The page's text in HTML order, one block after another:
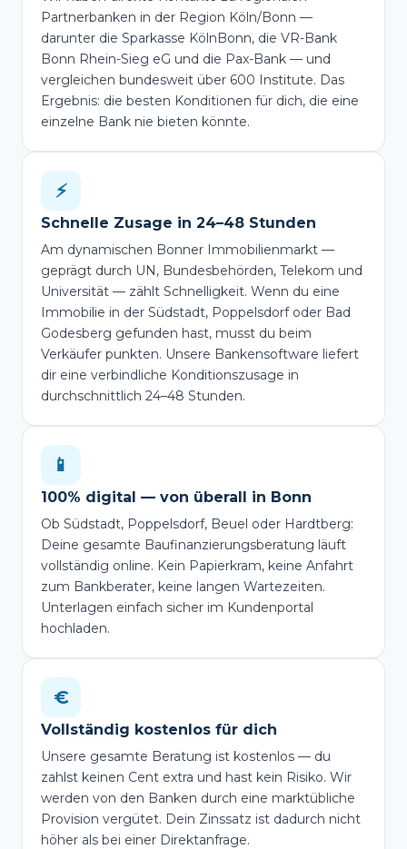
Partnerbanken in der Region Köln/Bonn —
darunter die Sparkasse KölnBonn, die VR-Bank
Bonn Rhein-Sieg eG und die Pax-Bank — und
vergleichen bundesweit über 600 Institute. Das
Ergebnis: die besten Konditionen für dich, die eine
einzelne Bank nie bieten könnte.
⚡
Schnelle Zusage in 24–48 Stunden
Am dynamischen Bonner Immobilienmarkt —
geprägt durch UN, Bundesbehörden, Telekom und
Universität — zählt Schnelligkeit. Wenn du eine
Immobilie in der Südstadt, Poppelsdorf oder Bad
Godesberg gefunden hast, musst du beim
Verkäufer punkten. Unsere Bankensoftware liefert
dir eine verbindliche Konditionszusage in
durchschnittlich 24–48 Stunden.
📱
100% digital — von überall in Bonn
Ob Südstadt, Poppelsdorf, Beuel oder Hardtberg:
Deine gesamte Baufinanzierungsberatung läuft
vollständig online. Kein Papierkram, keine Anfahrt
zum Bankberater, keine langen Wartezeiten.
Unterlagen einfach sicher im Kundenportal
hochladen.
€
Vollständig kostenlos für dich
Unsere gesamte Beratung ist kostenlos — du
zahlst keinen Cent extra und hast kein Risiko. Wir
werden von den Banken durch eine marktübliche
Provision vergütet. Dein Zinssatz ist dadurch nicht
höher als bei einer Direktanfrage.